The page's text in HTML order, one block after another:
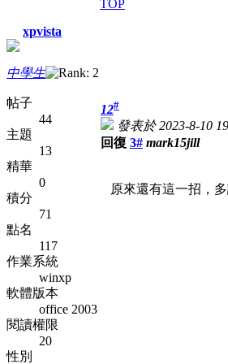
TOP
xpvista
中學生
帖子
44
主題
13
精華
0
積分
71
點名
117
作業系統
winxp
軟體版本
office 2003
閱讀權限
20
性別
12#
發表於 2023-8-10
回復 3# mark15jill
原來還有這一招，